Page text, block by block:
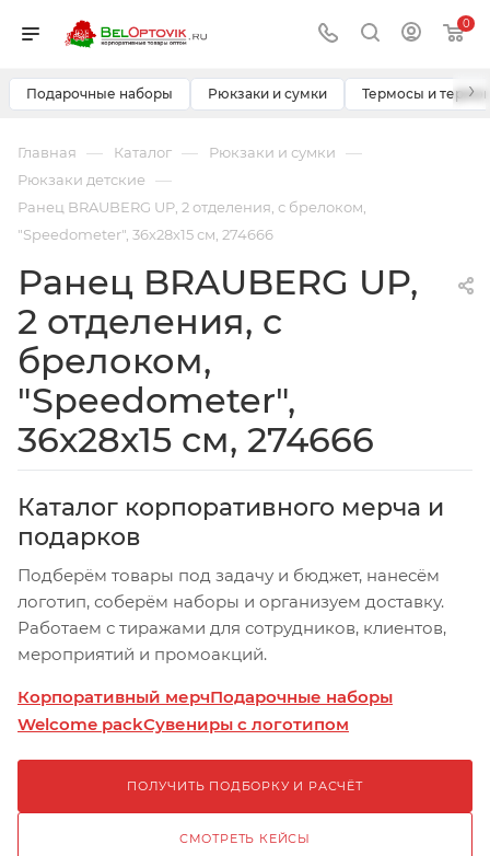
0
Подарочные наборы Рюкзаки и сумки Термосы и ›
Главная — Каталог — Рюкзаки и сумки —
Рюкзаки детские —
Ранец BRAUBERG UP, 2 отделения, с брелоком,
"Speedometer", 36х28х15 см, 274666
Ранец BRAUBERG UP,
2 отделения, с
брелоком,
"Speedometer",
36х28х15 см, 274666
Каталог корпоративного мерча и
подарков
Подберём товары под задачу и бюджет, нанесём
логотип, соберём наборы и организуем доставку.
Работаем с тиражами для сотрудников, клиентов,
мероприятий и промоакций.
Корпоративный мерчПодарочные наборы
Welcome packСувениры с логотипом
ПОЛУЧИТЬ ПОДБОРКУ И РАСЧЁТ
СМОТРЕТЬ КЕЙСЫ